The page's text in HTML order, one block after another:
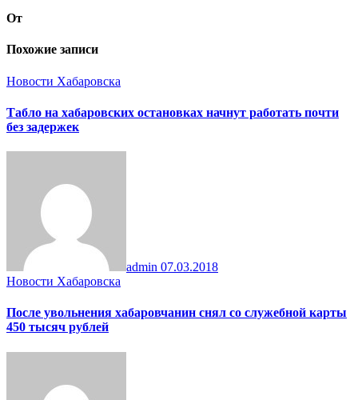
От
Похожие записи
Новости Хабаровска
Табло на хабаровских остановках начнут работать почти
без задержек
admin 07.03.2018
Новости Хабаровска
После увольнения хабаровчанин снял со служебной карты
450 тысяч рублей